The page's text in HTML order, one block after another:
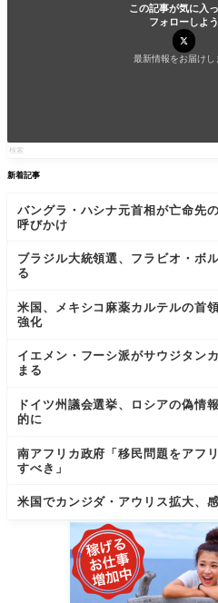
この記事が気に入
フォローしよう
最新情報をお届けし
新着記事
バングラ・ハシナ元首相が亡命先
呼びかけ
ブラジル大統領選、フラビオ・ボ
る
米国、メキシコ麻薬カルテルの首
強化
イエメン・フーシ派がサウジタン
まる
ドイツ州議会選挙、ロシアの偽情
的に
南アフリカ政府「移民問題をアフ
すべき」
米国でカンジダ・アウリス拡大、